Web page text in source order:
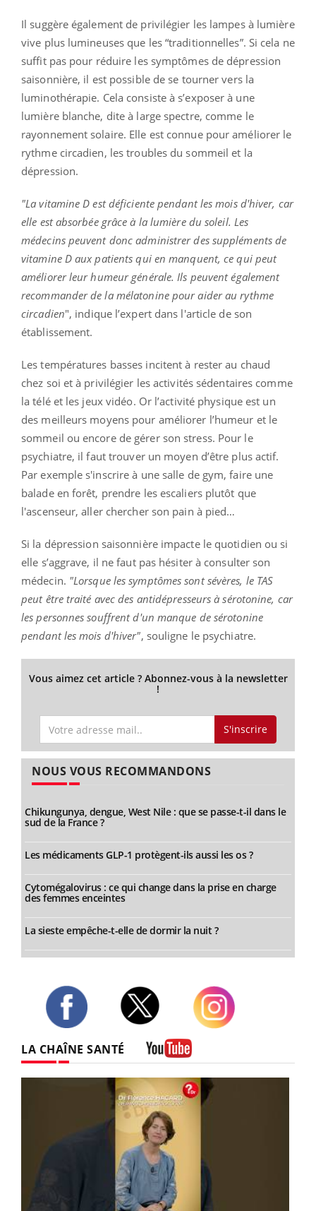
Il suggère également de privilégier les lampes à lumière
vive plus lumineuses que les “traditionnelles”. Si cela ne
suffit pas pour réduire les symptômes de dépression
saisonnière, il est possible de se tourner vers la
luminothérapie. Cela consiste à s’exposer à une
lumière blanche, dite à large spectre, comme le
rayonnement solaire. Elle est connue pour améliorer le
rythme circadien, les troubles du sommeil et la
dépression.
"La vitamine D est déficiente pendant les mois d'hiver, car
elle est absorbée grâce à la lumière du soleil. Les
médecins peuvent donc administrer des suppléments de
vitamine D aux patients qui en manquent, ce qui peut
améliorer leur humeur générale. Ils peuvent également
recommander de la mélatonine pour aider au rythme
circadien", indique l’expert dans l'article de son
établissement.
Les températures basses incitent à rester au chaud
chez soi et à privilégier les activités sédentaires comme
la télé et les jeux vidéo. Or l’activité physique est un
des meilleurs moyens pour améliorer l’humeur et le
sommeil ou encore de gérer son stress. Pour le
psychiatre, il faut trouver un moyen d’être plus actif.
Par exemple s'inscrire à une salle de gym, faire une
balade en forêt, prendre les escaliers plutôt que
l'ascenseur, aller chercher son pain à pied…
Si la dépression saisonnière impacte le quotidien ou si
elle s’aggrave, il ne faut pas hésiter à consulter son
médecin. "Lorsque les symptômes sont sévères, le TAS
peut être traité avec des antidépresseurs à sérotonine, car
les personnes souffrent d'un manque de sérotonine
pendant les mois d'hiver", souligne le psychiatre.
Vous aimez cet article ? Abonnez-vous à la newsletter
!
S'inscrire
NOUS VOUS RECOMMANDONS
Chikungunya, dengue, West Nile : que se passe-t-il dans le
sud de la France ?
Les médicaments GLP-1 protègent-ils aussi les os ?
Cytomégalovirus : ce qui change dans la prise en charge
des femmes enceintes
La sieste empêche-t-elle de dormir la nuit ?
LA CHAÎNE SANTÉ